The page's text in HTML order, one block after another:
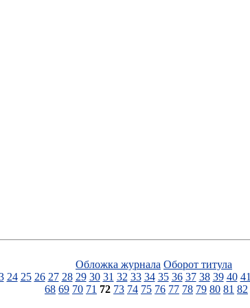
Обложка журнала Оборот титула
24 25 26 27 28 29 30 31 32 33 34 35 36 37 38 39 40 41
68 69 70 71 72 73 74 75 76 77 78 79 80 81 82